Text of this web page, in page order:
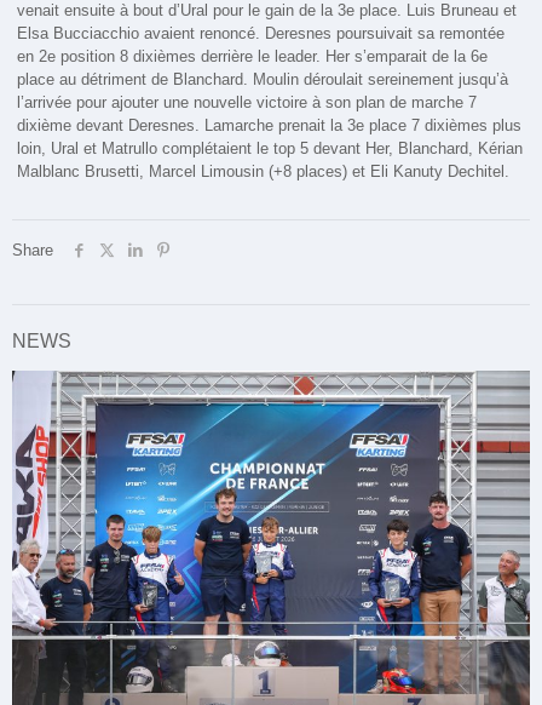
venait ensuite à bout d’Ural pour le gain de la 3e place. Luis Bruneau et
Elsa Bucciacchio avaient renoncé. Deresnes poursuivait sa remontée
en 2e position 8 dixièmes derrière le leader. Her s’emparait de la 6e
place au détriment de Blanchard. Moulin déroulait sereinement jusqu’à
l’arrivée pour ajouter une nouvelle victoire à son plan de marche 7
dixième devant Deresnes. Lamarche prenait la 3e place 7 dixièmes plus
loin, Ural et Matrullo complétaient le top 5 devant Her, Blanchard, Kérian
Malblanc Brusetti, Marcel Limousin (+8 places) et Eli Kanuty Dechitel.
Share
NEWS